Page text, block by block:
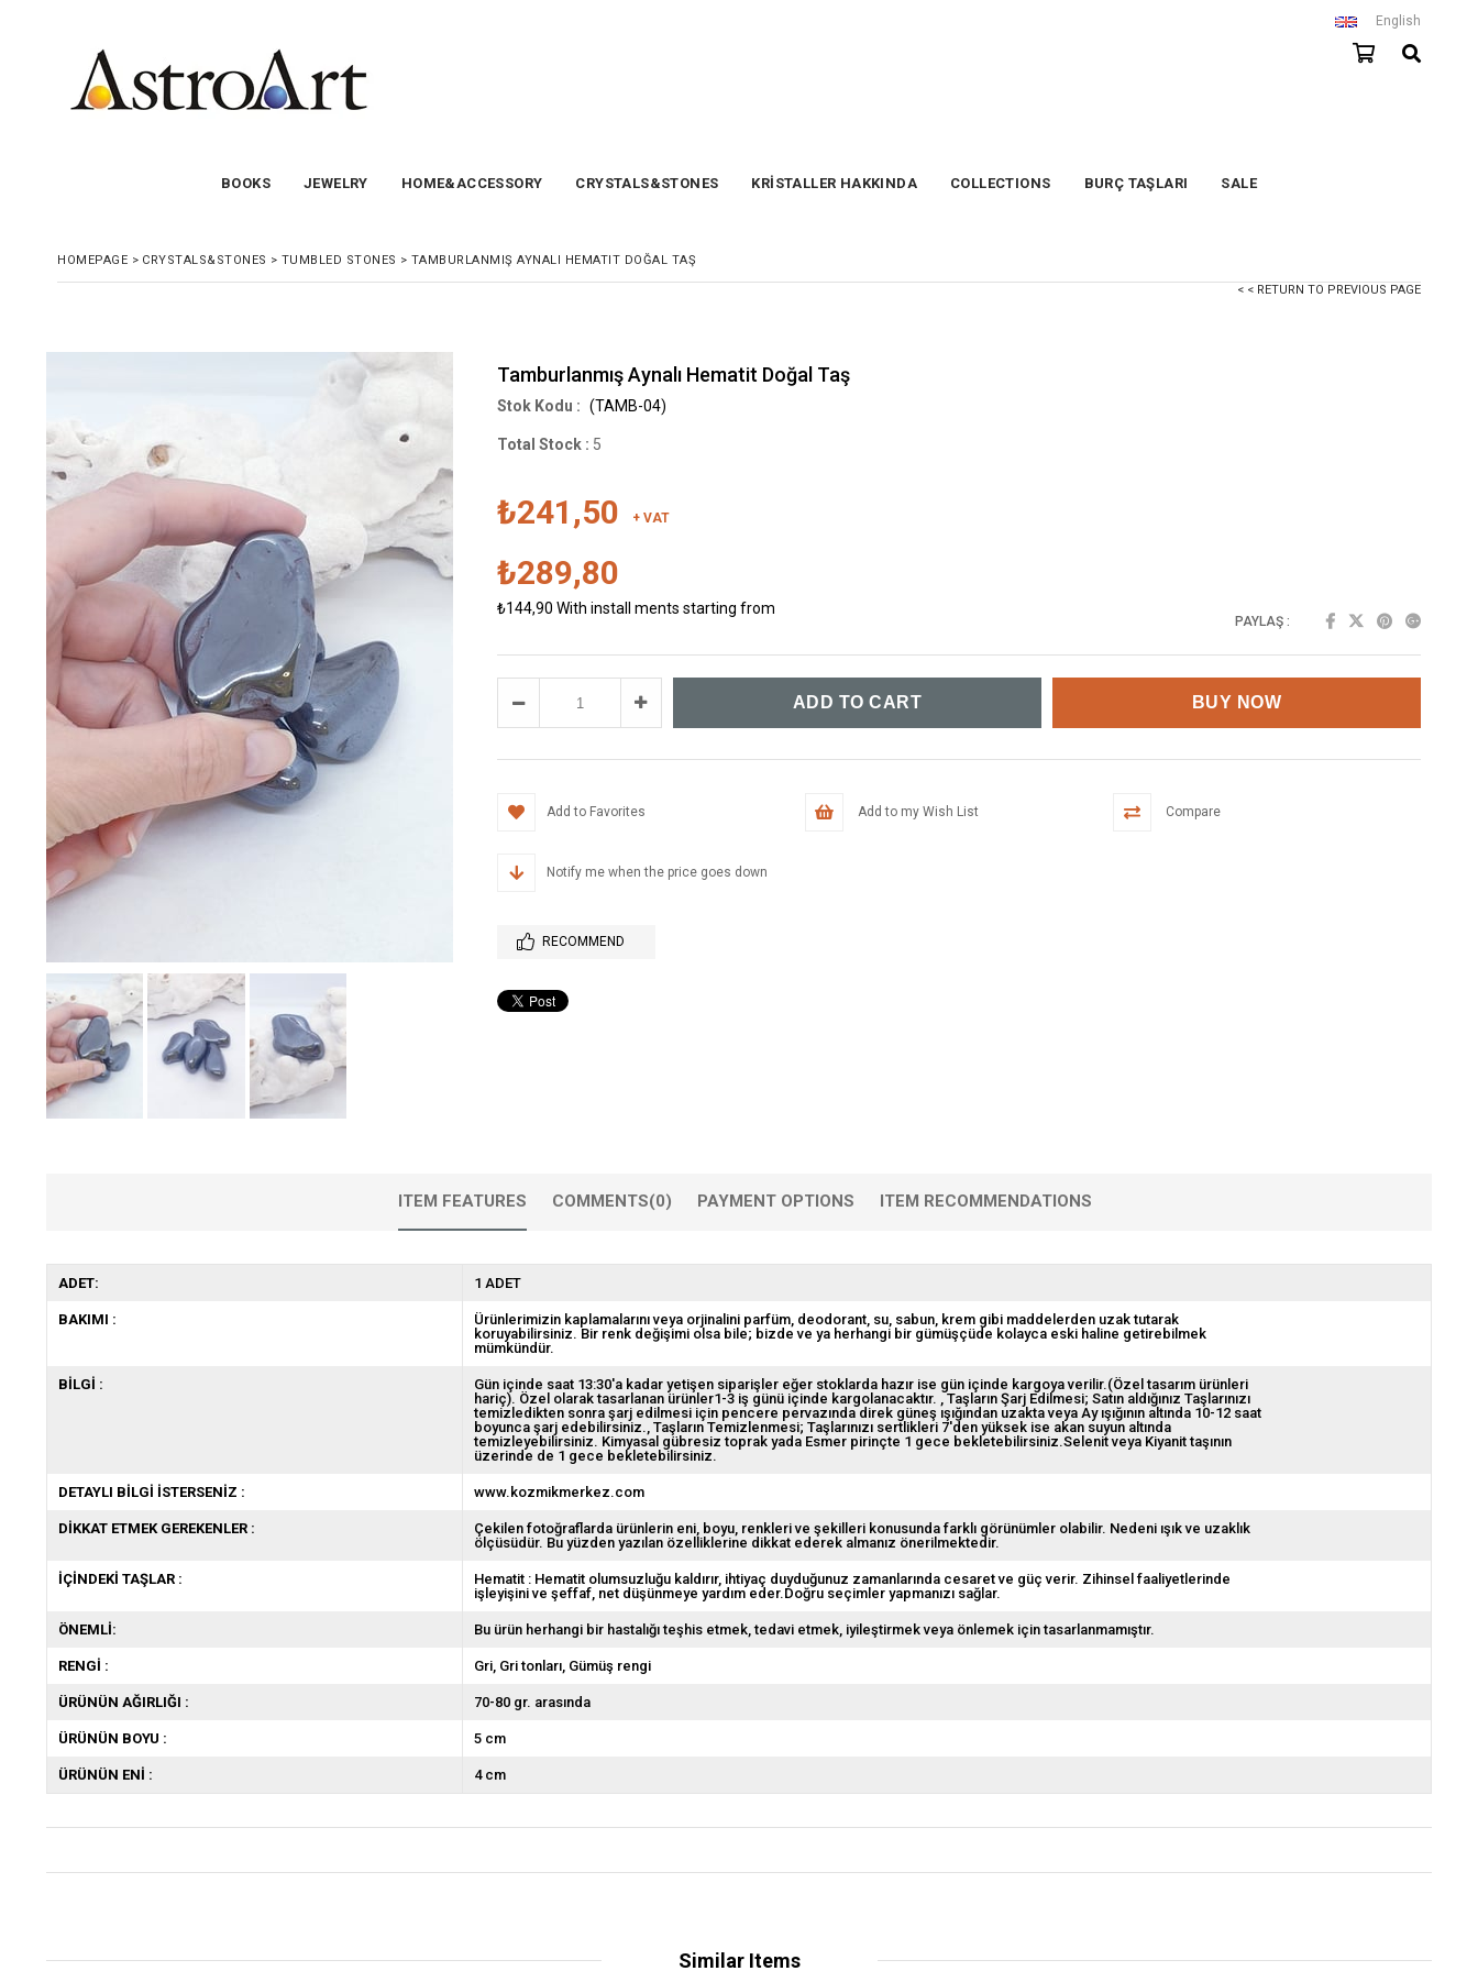
English
BOOKS JEWELRY HOME&ACCESSORY CRYSTALS&STONES KRİSTALLER HAKKINDA COLLECTIONS BURÇ TAŞLARI SALE
HOMEPAGE > CRYSTALS&STONES > TUMBLED STONES > TAMBURLANMIŞ AYNALI HEMATIT DOĞAL TAŞ
< < RETURN TO PREVIOUS PAGE
Tamburlanmış Aynalı Hematit Doğal Taş
(TAMB-04)
Total Stock : 5
₺241,50 + VAT
₺289,80
₺144,90 With install ments starting from
PAYLAŞ :
Add to Favorites Add to my Wish List Compare
Notify me when the price goes down
RECOMMEND
ITEM FEATURES COMMENTS(0) PAYMENT OPTIONS ITEM RECOMMENDATIONS
ADET: 1 ADET
BAKIMI :
Ürünlerimizin kaplamalarını veya orjinalini parfüm, deodorant, su, sabun, krem gibi maddelerden uzak tutarak
koruyabilirsiniz. Bir renk değişimi olsa bile; bizde ve ya herhangi bir gümüşçüde kolayca eski haline getirebilmek
mümkündür.
BİLGİ :
Gün içinde saat 13:30'a kadar yetişen siparişler eğer stoklarda hazır ise gün içinde kargoya verilir.(Özel tasarım ürünleri
hariç). Özel olarak tasarlanan ürünler1-3 iş günü içinde kargolanacaktır.
Taşların Şarj Edilmesi; Satın aldığınız Taşlarınızı
temizledikten sonra şarj edilmesi için pencere pervazında direk güneş ışığından uzakta veya Ay ışığının altında 10-12 saat
boyunca şarj edebilirsiniz. Taşların Temizlenmesi; Taşlarınızı sertlikleri 7'den yüksek ise akan suyun altında
temizleyebilirsiniz. Kimyasal gübresiz toprak yada Esmer pirinçte 1 gece bekletebilirsiniz.Selenit veya Kiyanit taşının
üzerinde de 1 gece bekletebilirsiniz.
DETAYLI BİLGİ İSTERSENİZ : www.kozmikmerkez.com
DİKKAT ETMEK GEREKENLER :
Çekilen fotoğraflarda ürünlerin eni, boyu, renkleri ve şekilleri konusunda farklı görünümler olabilir. Nedeni ışık ve uzaklık
ölçüsüdür. Bu yüzden yazılan özelliklerine dikkat ederek almanız önerilmektedir.
İÇİNDEKİ TAŞLAR :
Hematit : Hematit olumsuzluğu kaldırır, ihtiyaç duyduğunuz zamanlarında cesaret ve güç verir. Zihinsel faaliyetlerinde
işleyişini ve şeffaf, net düşünmeye yardım eder.Doğru seçimler yapmanızı sağlar.
ÖNEMLİ: Bu ürün herhangi bir hastalığı teşhis etmek, tedavi etmek, iyileştirmek veya önlemek için tasarlanmamıştır.
RENGİ : Gri Gri tonları Gümüş rengi
ÜRÜNÜN AĞIRLIĞI : 70-80 gr. arasında
ÜRÜNÜN BOYU : 5 cm
ÜRÜNÜN ENİ : 4 cm
Similar Items